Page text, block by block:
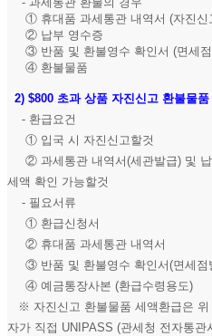
① 휴대품 과세통관 내역서 (자진신
② 납부 영수증
③ 반품 및 환불영수 확인서 (면세점
④ 환불물품
2) $800 초과 상품 자진신고 환불물
- 환급요건
① 입국 시 자진신고할것
② 과세통관 내역서(세관발급) 및 납
세액 확인 가능할것
- 필요서류
① 환급신청서
② 휴대품 과세통관 내역서
③ 반품 및 환불영수 확인서(면세점
④ 예금통장사본 (환급수령용도)
※ 자진신고 환불물품 세액환급은 위
자가 직접 UNIPASS (관세청 전자통